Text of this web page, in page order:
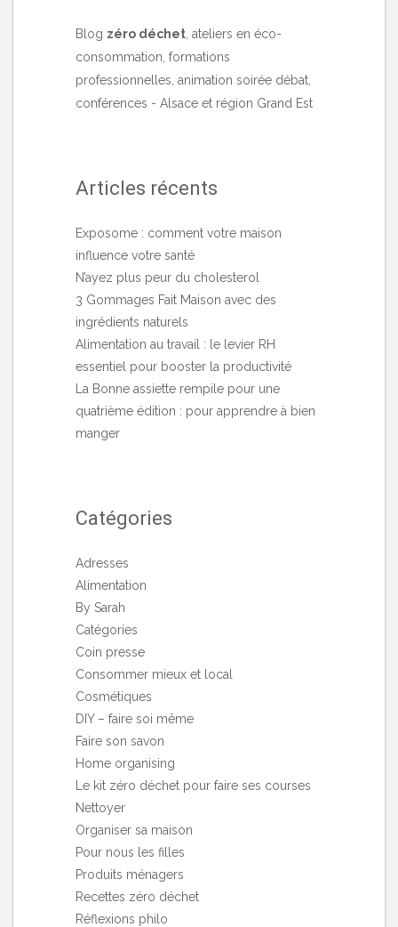
Blog zéro déchet , ateliers en éco-
consommation, formations
professionnelles, animation soirée débat,
conférences - Alsace et région Grand Est
Articles récents
Exposome : comment votre maison
influence votre santé
N’ayez plus peur du cholesterol
3 Gommages Fait Maison avec des
ingrédients naturels
Alimentation au travail : le levier RH
essentiel pour booster la productivité
La Bonne assiette rempile pour une
quatrième édition : pour apprendre à bien
manger
Catégories
Adresses
Alimentation
By Sarah
Catégories
Coin presse
Consommer mieux et local
Cosmétiques
DIY – faire soi même
Faire son savon
Home organising
Le kit zéro déchet pour faire ses courses
Nettoyer
Organiser sa maison
Pour nous les filles
Produits ménagers
Recettes zéro déchet
Réflexions philo